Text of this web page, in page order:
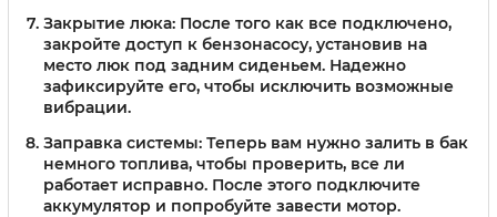
Закрытие люка: После того как все подключено,
закройте доступ к бензонасосу, установив на
место люк под задним сиденьем. Надежно
зафиксируйте его, чтобы исключить возможные
вибрации.
Заправка системы: Теперь вам нужно залить в бак
немного топлива, чтобы проверить, все ли
работает исправно. После этого подключите
аккумулятор и попробуйте завести мотор.